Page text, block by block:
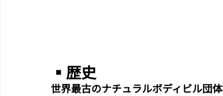
▪︎歴史
世界最古のナチュラルボディビル団体